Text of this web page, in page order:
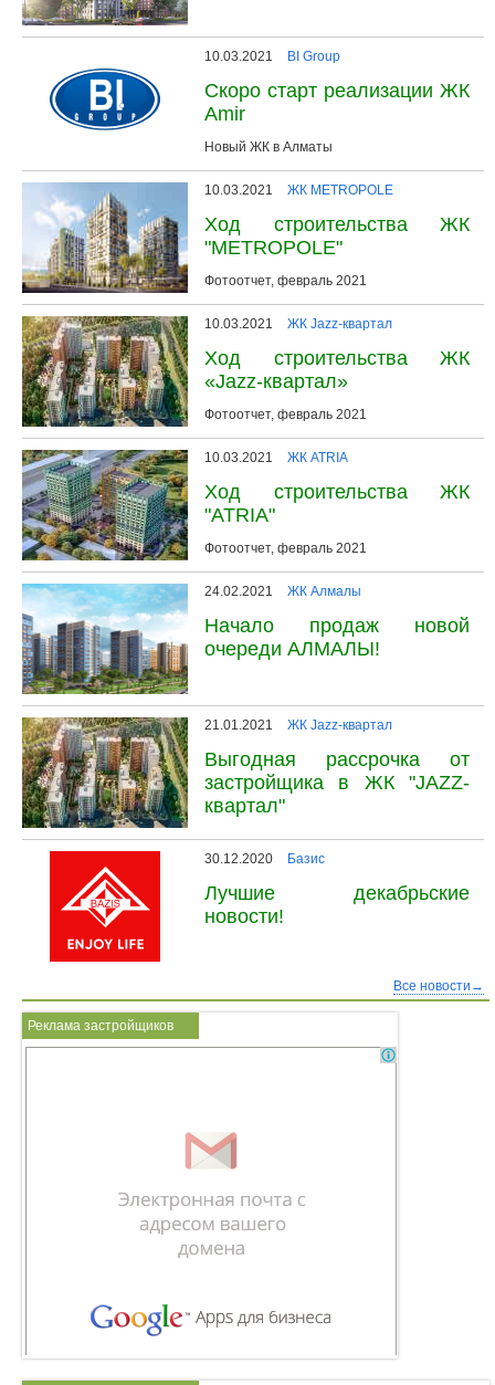
10.03.2021 BI Group
Скоро старт реализации ЖК
Amir
Новый ЖК в Алматы
10.03.2021 ЖК METROPOLE
Ход строительства ЖК
"METROPOLE"
Фотоотчет, февраль 2021
10.03.2021 ЖК Jazz-квартал
Ход строительства ЖК
«Jazz-квартал»
Фотоотчет, февраль 2021
10.03.2021 ЖК ATRIA
Ход строительства ЖК
"ATRIA"
Фотоотчет, февраль 2021
24.02.2021 ЖК Алмалы
Начало продаж новой
очереди АЛМАЛЫ!
21.01.2021 ЖК Jazz-квартал
Выгодная рассрочка от
застройщика в ЖК "JAZZ-
квартал"
30.12.2020 Базис
Лучшие декабрьские
новости!
Все новости→
Реклама застройщиков